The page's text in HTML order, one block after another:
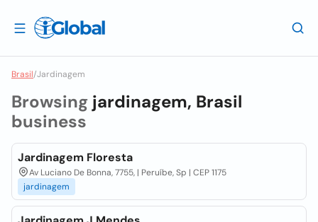
Brasil/Jardinagem
Browsing jardinagem, Brasil
business
Jardinagem Floresta
Av Luciano De Bonna, 7755, | Peruíbe, Sp | CEP 1175
jardinagem